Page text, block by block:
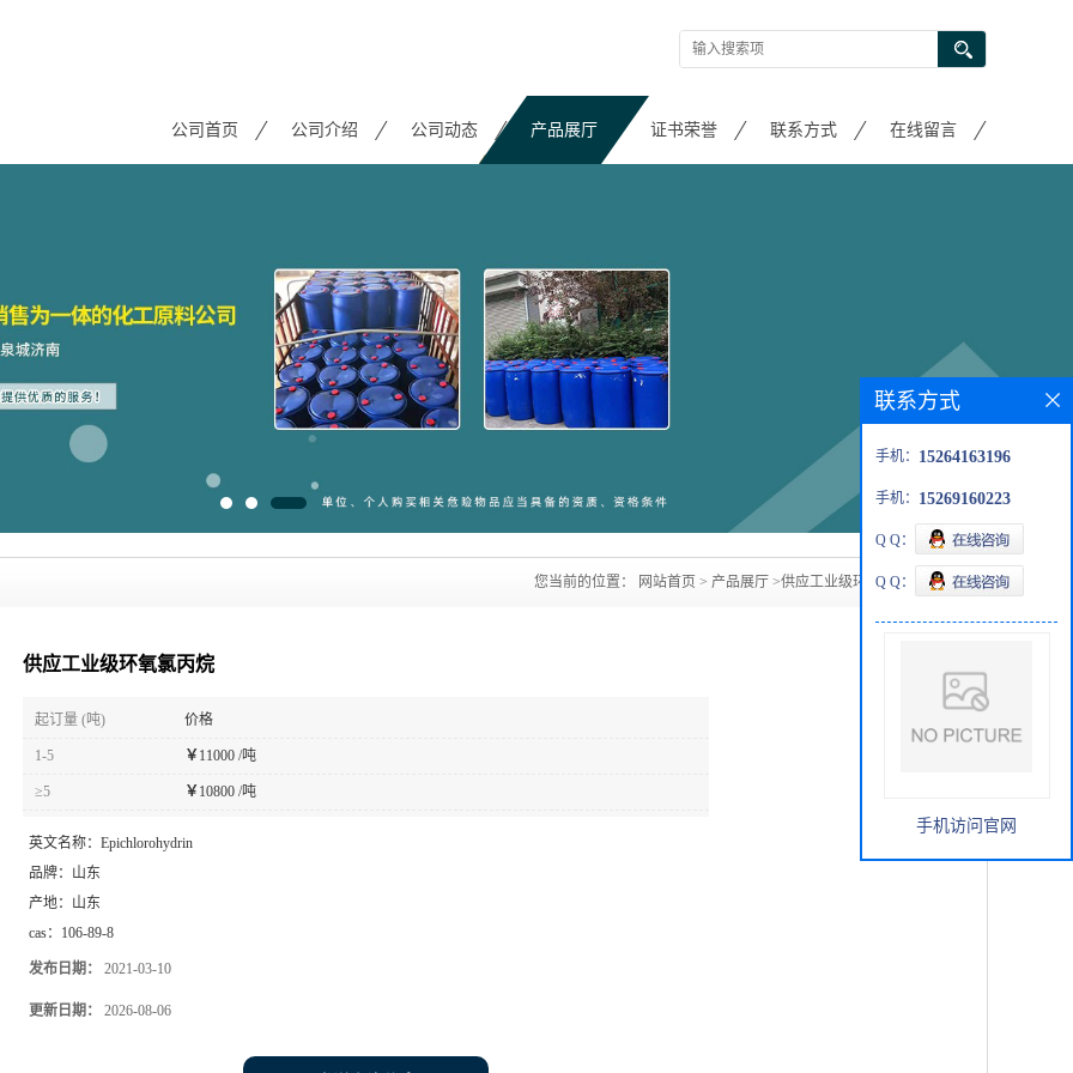
公司首页 公司介绍 公司动态 产品展厅 证书荣誉 联系方式 在线留言
您当前的位置： 网站首页 > 产品展厅 >供应工业级环氧氯丙烷
供应工业级环氧氯丙烷
起订量 (吨) 价格
1-5 ￥ 11000 /吨
≥5 ￥ 10800 /吨
英文名称： Epichlorohydrin
品牌： 山东
产地： 山东
cas： 106-89-8
发布日期： 2021-03-10
更新日期： 2026-08-06
联系方式
手机： 15264163196
手机： 15269160223
Q Q：
Q Q：
手机访问官网